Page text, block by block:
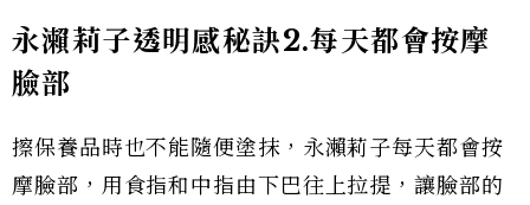
永瀨莉子透明感秘訣2.每天都會按摩
臉部
擦保養品時也不能隨便塗抹，永瀨莉子每天都會按
摩臉部，用食指和中指由下巴往上拉提，讓臉部的